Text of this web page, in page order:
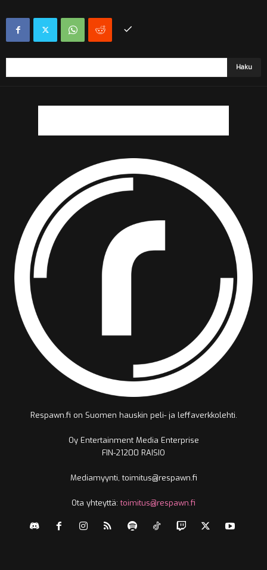
Respawn.fi on Suomen hauskin peli- ja leffaverkkolehti.
Oy Entertainment Media Enterprise
FIN-21200 RAISIO
Mediamyynti, toimitus@respawn.fi
Ota yhteyttä:toimitus@respawn.fi